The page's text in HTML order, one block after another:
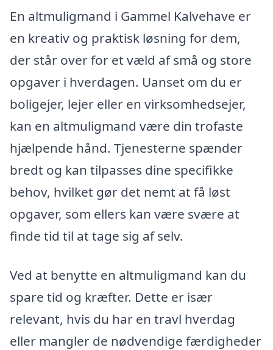
En altmuligmand i Gammel Kalvehave er
en kreativ og praktisk løsning for dem,
der står over for et væld af små og store
opgaver i hverdagen. Uanset om du er
boligejer, lejer eller en virksomhedsejer,
kan en altmuligmand være din trofaste
hjælpende hånd. Tjenesterne spænder
bredt og kan tilpasses dine specifikke
behov, hvilket gør det nemt at få løst
opgaver, som ellers kan være svære at
finde tid til at tage sig af selv.
Ved at benytte en altmuligmand kan du
spare tid og kræfter. Dette er især
relevant, hvis du har en travl hverdag
eller mangler de nødvendige færdigheder